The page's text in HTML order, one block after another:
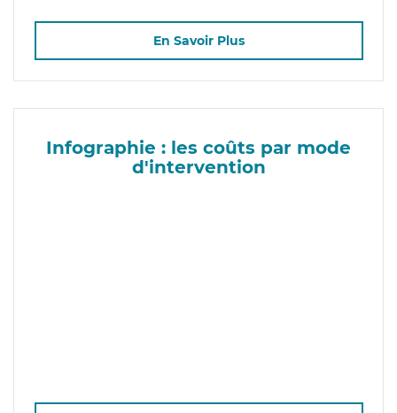
En Savoir Plus
Infographie : les coûts par mode
d'intervention